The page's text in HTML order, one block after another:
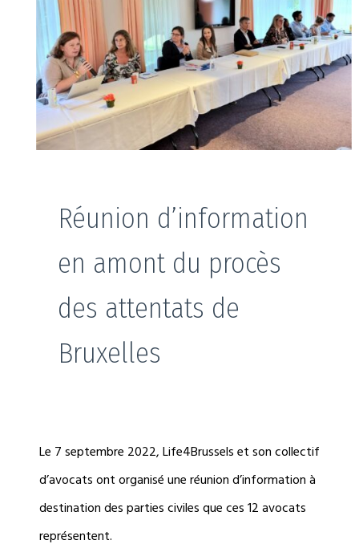
Réunion d’information
en amont du procès
des attentats de
Bruxelles
Le 7 septembre 2022, Life4Brussels et son collectif
d’avocats ont organisé une réunion d’information à
destination des parties civiles que ces 12 avocats
représentent.